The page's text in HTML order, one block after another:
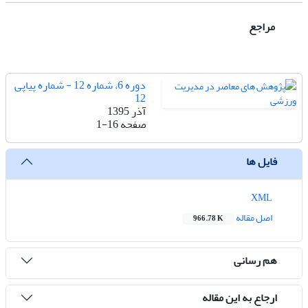
مراجع
دوره 6، شماره 12 - شماره پیاپی
12
آذر 1395
صفحه1-16
فایل ها
اصل مقاله
966.78 K
هم رسانی
ارجاع به این مقاله